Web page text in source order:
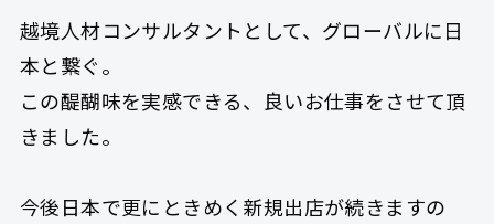
越境人材コンサルタントとして、グローバルに日
本と繋ぐ。
この醍醐味を実感できる、良いお仕事をさせて頂
きました。
今後日本で更にときめく新規出店が続きますの